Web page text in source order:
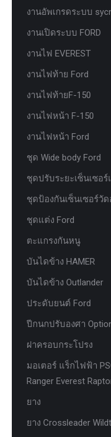
งานอัพเกรดระบบ
งานเปิดระบบ FORD
งานไฟ EVEREST
งานไฟท้าย Ford
งานไฟท้ายF-150
งานไฟหน้า F-150
งานไฟหน้า Ford
ชุด Wide body Ford
ชุดปรับระยะเซ็นเซอร์
ชุดป้องกันเซ็นเซอร์วัด
ชุดแต่ง Ford
ตะแกรงกันหนู
บันไดข้าง HAMER
บันไดข้าง Outlander
ประดับยนต์ Ford
ปีกนกปรับองศา
ฝาครอบกระโปรง
มอเตอร์ แร็กไฟฟ้า
Ranger Everest
ยาง
ยาง Crossleader